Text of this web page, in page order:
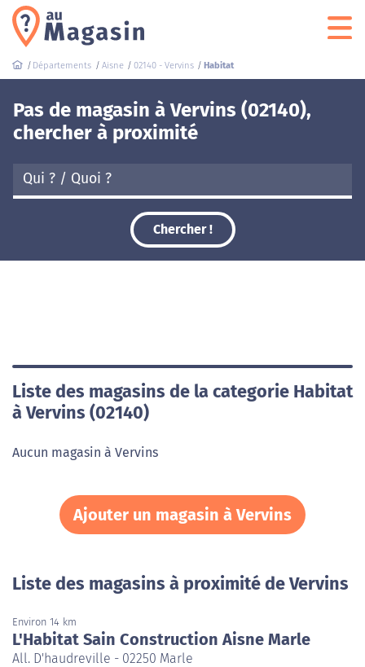
Départements Aisne 02140 - Vervins Habitat
Pas de magasin à Vervins (02140),
chercher à proximité
Chercher !
Liste des magasins de la categorie Habitat
à Vervins (02140)
Aucun magasin à Vervins
Ajouter un magasin à Vervins
Liste des magasins à proximité de Vervins
Environ 14 km
L'Habitat Sain Construction Aisne Marle
All. D'haudreville - 02250 Marle